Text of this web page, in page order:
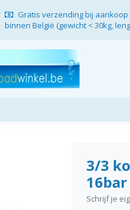
Gratis verzending bij aankoop
binnen België (gewicht < 30kg,
3/3
16bar
Schrijf je